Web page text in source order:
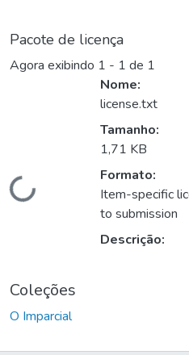
Pacote de licença
Agora exibindo 1 - 1 de 1
Carregando...
Nome:
license.txt
Tamanho:
1,71 KB
Formato:
Item-specific
to submission
Descrição:
Coleções
O Imparcial